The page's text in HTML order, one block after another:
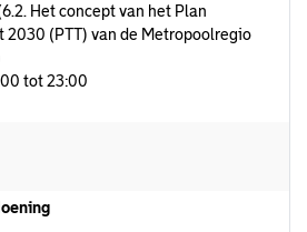
Het concept van het Plan
2030 (PTT) van de Metropoolregio
tot 23:00